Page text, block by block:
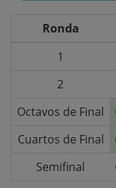
Ronda
1
2
Octavos de Final
Cuartos de Final
Semifinal